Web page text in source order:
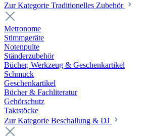
Zur Kategorie Traditionelles Zubehör
Metronome
Stimmgeräte
Notenpulte
Ständerzubehör
Bücher, Werkzeug & Geschenkartikel
Schmuck
Geschenkartikel
Bücher & Fachliteratur
Gehörschutz
Taktstöcke
Zur Kategorie Beschallung & DJ